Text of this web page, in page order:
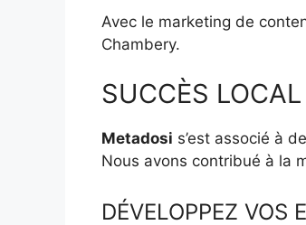
Avec le marketing de
Chambery.
SUCCÈS LOCAL
Metadosi s’est associé à
Nous avons contribué à la
DÉVELOPPEZ